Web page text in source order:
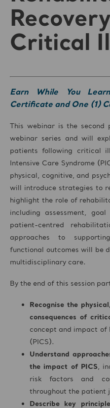
Critical
Earn While You
Certificate and One (1)
This webinar is the second
webinar series and will
patients following critical
Intensive Care Syndrome
physical, cognitive, and
will introduce strategies to
highlight the role of
including assessment,
patient-centred
approaches to
functional outcomes will be
multidisciplinary care.
By the end of this session
Recognise the
consequences of
concept and impact of
(PICS).
Understand
the impact of PICS ,
risk factors and
throughout the patient
Describe key